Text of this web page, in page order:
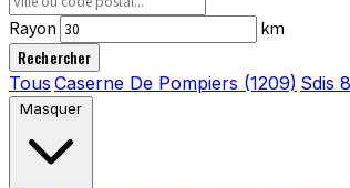
Rayon km
Rechercher
Tous Caserne De Pompiers (1209) Sdis
Masquer